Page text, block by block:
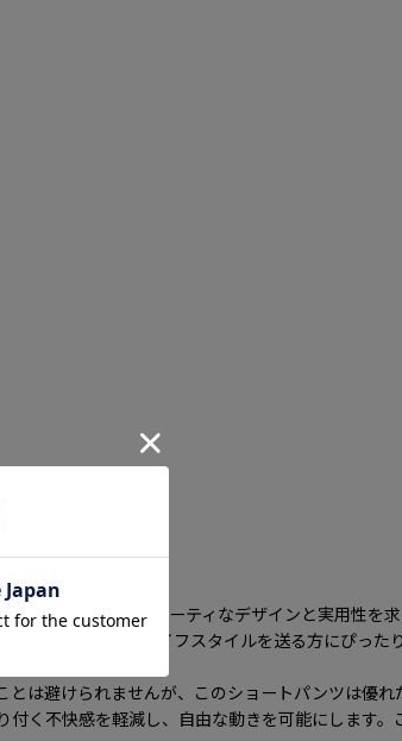
トパンツは、スポーティなデザインと実用性を
。アクティブなライフスタイルを送る方にぴった
は避けられませんが、このショートパンツは優
く不快感を軽減し、自由な動きを可能にします。